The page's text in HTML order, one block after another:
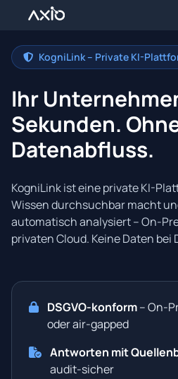
Lösungen
KogniLink
Success Stories
Ressourcen
Kontakt
KogniLink – Private KI-
Ihr
Sekunden.
Datenabfluss.
KogniLink ist eine private KI-
Wissen durchsuchbar macht
automatisch analysiert – On-
privaten Cloud. Keine Daten bei
DSGVO-konform– On-
oder air-gapped
Antworten mit
audit-sicher